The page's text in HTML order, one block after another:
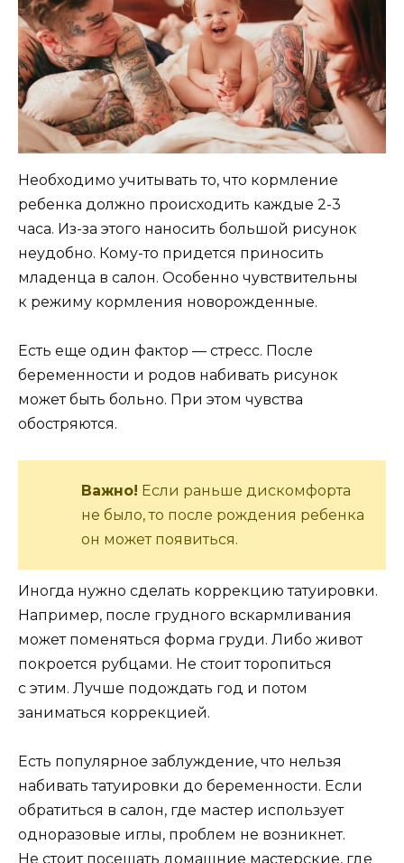
Необходимо учитывать то, что кормление
ребенка должно происходить каждые 2-3
часа. Из-за этого наносить большой рисунок
неудобно. Кому-то придется приносить
младенца в салон. Особенно чувствительны
к режиму кормления новорожденные.
Есть еще один фактор — стресс. После
беременности и родов набивать рисунок
может быть больно. При этом чувства
обостряются.
Важно! Если раньше дискомфорта
не было, то после рождения ребенка
он может появиться.
Иногда нужно сделать коррекцию татуировки.
Например, после грудного вскармливания
может поменяться форма груди. Либо живот
покроется рубцами. Не стоит торопиться
с этим. Лучше подождать год и потом
заниматься коррекцией.
Есть популярное заблуждение, что нельзя
набивать татуировки до беременности. Если
обратиться в салон, где мастер использует
одноразовые иглы, проблем не возникнет.
Не стоит посещать домашние мастерские, где